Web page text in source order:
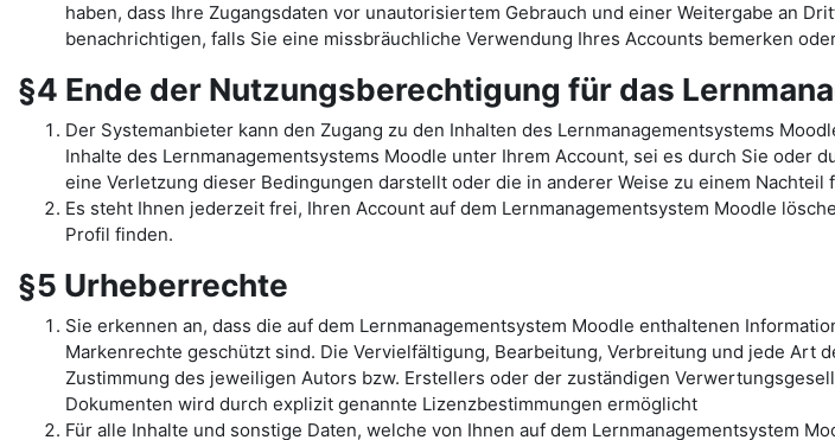
haben, dass Ihre Zugangsdaten vor unautorisiertem Gebrauch und einer Weitergabe an
benachrichtigen, falls Sie eine missbräuchliche Verwendung Ihres Accounts bemerken
§4 Ende der Nutzungsberechtigung für das
Der Systemanbieter kann den Zugang zu den Inhalten des Lernmanagementsystems
Inhalte des Lernmanagementsystems Moodle unter Ihrem Account, sei es durch Sie
eine Verletzung dieser Bedingungen darstellt oder die in anderer Weise zu einem
Es steht Ihnen jederzeit frei, Ihren Account auf dem Lernmanagementsystem Moodle
Profil finden.
§5 Urheberrechte
Sie erkennen an, dass die auf dem Lernmanagementsystem Moodle enthaltenen
Markenrechte geschützt sind. Die Vervielfältigung, Bearbeitung, Verbreitung und jede
Zustimmung des jeweiligen Autors bzw. Erstellers oder der zuständigen
Dokumenten wird durch explizit genannte Lizenzbestimmungen ermöglicht
Für alle Inhalte und sonstige Daten, welche von Ihnen auf dem Lernmanagementsystem